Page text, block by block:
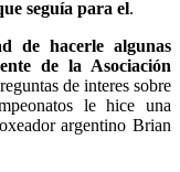
seguía para el.
de hacerle algunas
de la Asociación
de interes sobre
le hice una
argentino Brian